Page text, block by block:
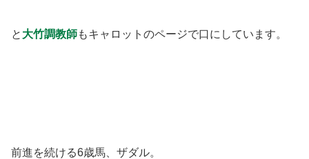
と 大竹調教師もキャロットのページで口にしています。
前進を続ける6歳馬、ザダル。